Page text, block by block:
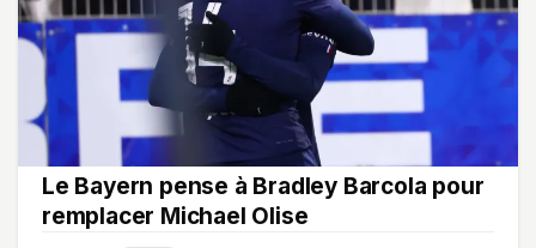
Le Bayern pense à Bradley Barcola pour
remplacer Michael Olise